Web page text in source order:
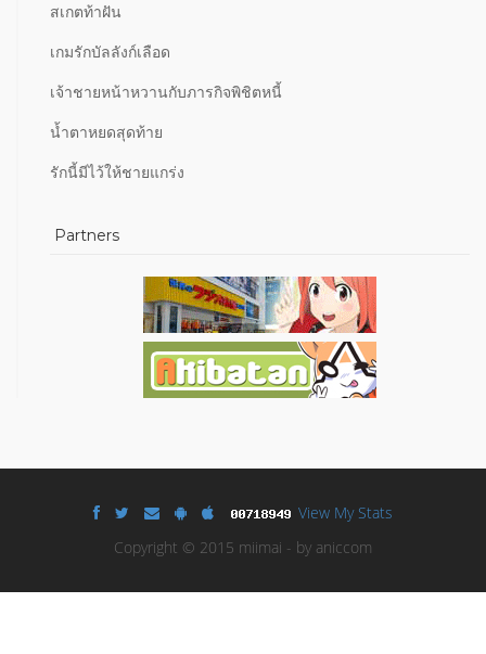
สเกตท้าฝัน
เกมรักบัลลังก์เลือด
เจ้าชายหน้าหวานกับภารกิจพิชิตหนี้
น้ำตาหยดสุดท้าย
รักนี้มีไว้ให้ชายแกร่ง
Partners
View My Stats
Copyright © 2015 miimai - by aniccom